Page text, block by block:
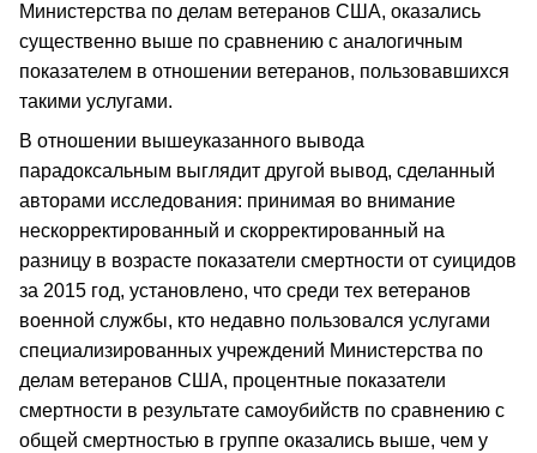
Министерства по делам ветеранов США, оказались
существенно выше по сравнению с аналогичным
показателем в отношении ветеранов, пользовавшихся
такими услугами.
В отношении вышеуказанного вывода
парадоксальным выглядит другой вывод, сделанный
авторами исследования: принимая во внимание
нескорректированный и скорректированный на
разницу в возрасте показатели смертности от суицидов
за 2015 год, установлено, что среди тех ветеранов
военной службы, кто недавно пользовался услугами
специализированных учреждений Министерства по
делам ветеранов США, процентные показатели
смертности в результате самоубийств по сравнению с
общей смертностью в группе оказались выше, чем у